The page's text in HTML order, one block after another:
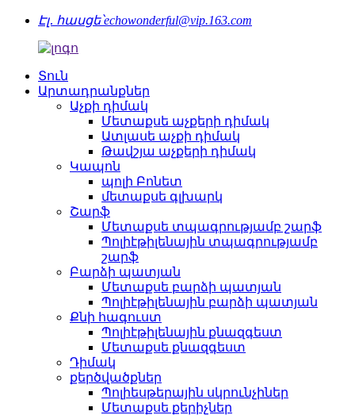
Էլ․ հասցե՝echowonderful@vip.163.com
Տուն
Արտադրանքներ
Աչքի դիմակ
Մետաքսե աչքերի դիմակ
Ատլասե աչքի դիմակ
Թավշյա աչքերի դիմակ
Կապոն
պոլի Բոնետ
մետաքսե գլխարկ
Շարֆ
Մետաքսե տպագրությամբ շարֆ
Պոլիէթիլենային տպագրությամբ
շարֆ
Բարձի պատյան
Մետաքսե բարձի պատյան
Պոլիէթիլենային բարձի պատյան
Քնի հագուստ
Պոլիէթիլենային քնազգեստ
Մետաքսե քնազգեստ
Դիմակ
քերծվածքներ
Պոլիեսթերային սկրունչիներ
Մետաքսե քերիչներ